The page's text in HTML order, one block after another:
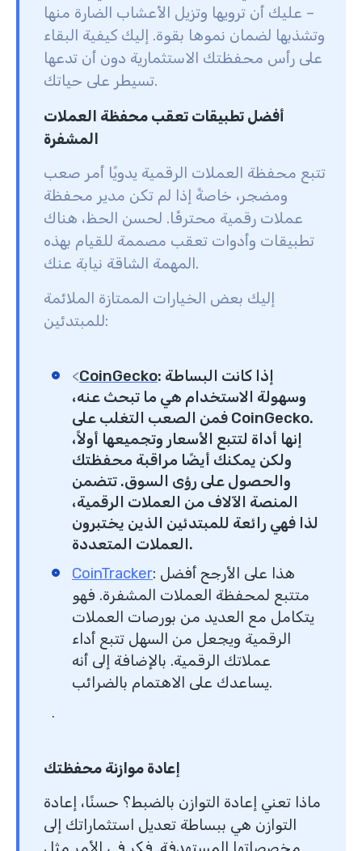
– عليك أن ترويها وتزيل الأعشاب الضارة منها
وتشذبها لضمان نموها بقوة. إليك كيفية البقاء
على رأس محفظتك الاستثمارية دون أن تدعها
تسيطر على حياتك.
أفضل تطبيقات تعقب محفظة العملات
المشفرة
تتبع محفظة العملات الرقمية يدويًا أمر صعب
ومضجر، خاصةً إذا لم تكن مدير محفظة
عملات رقمية محترفًا. لحسن الحظ، هناك
تطبيقات وأدوات تعقب مصممة للقيام بهذه
المهمة الشاقة نيابة عنك.
إليك بعض الخيارات الممتازة الملائمة
للمبتدئين:
<CoinGecko: إذا كانت البساطة
وسهولة الاستخدام هي ما تبحث عنه،
فمن الصعب التغلب على CoinGecko.
إنها أداة لتتبع الأسعار وتجميعها أولاً،
ولكن يمكنك أيضًا مراقبة محفظتك
والحصول على رؤى السوق. تتضمن
المنصة الآلاف من العملات الرقمية،
لذا فهي رائعة للمبتدئين الذين يختبرون
العملات المتعددة.
CoinTracker: هذا على الأرجح أفضل
متتبع لمحفظة العملات المشفرة. فهو
يتكامل مع العديد من بورصات العملات
الرقمية ويجعل من السهل تتبع أداء
عملاتك الرقمية. بالإضافة إلى أنه
يساعدك على الاهتمام بالضرائب.
.
إعادة موازنة محفظتك
ماذا تعني إعادة التوازن بالضبط؟ حسنًا، إعادة
التوازن هي ببساطة تعديل استثماراتك إلى